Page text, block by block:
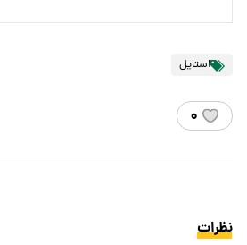
استایل
۰
نظرات